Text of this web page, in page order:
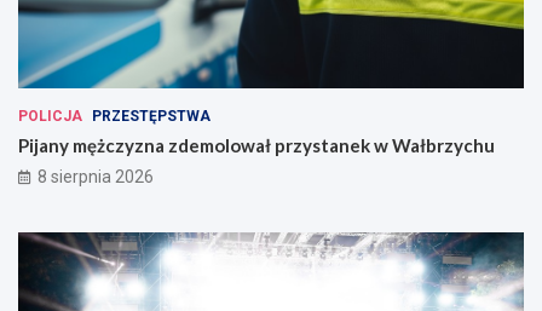
POLICJA PRZESTĘPSTWA
Pijany mężczyzna zdemolował przystanek w Wałbrzychu
8 sierpnia 2026